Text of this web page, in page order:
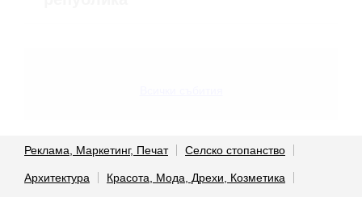
Реклама, Маркетинг, Печат Селско стопанство
Архитектура Красота, Мода, Дрехи, Козметика